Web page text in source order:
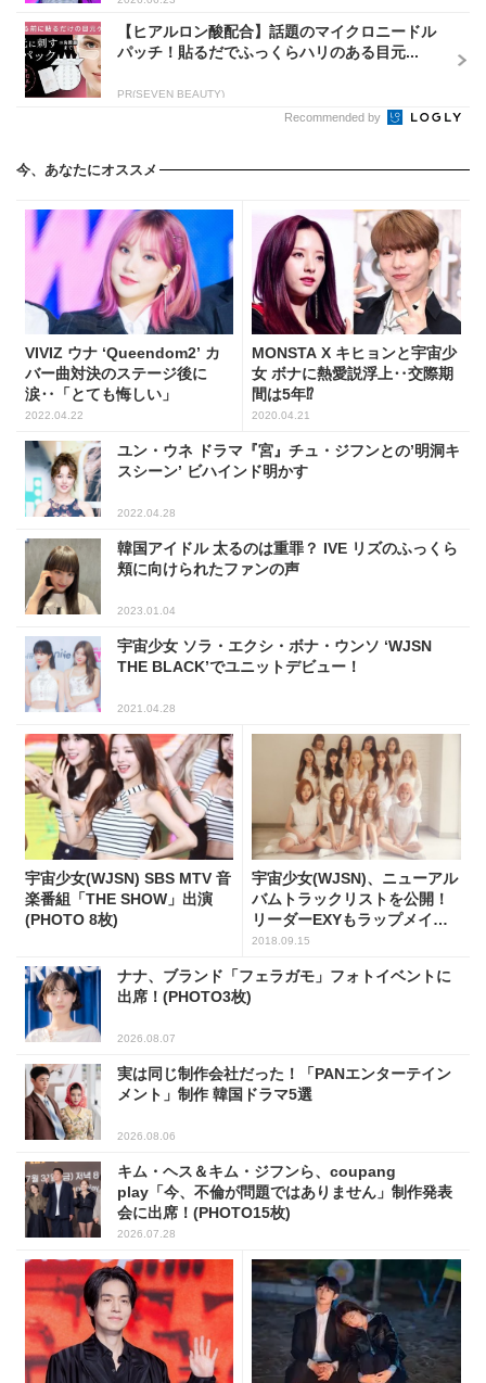
【ヒアルロン酸配合】話題のマイクロニードル
パッチ！貼るだでふっくらハリのある目元...
PR(SEVEN BEAUTY)
Recommended by
今、あなたにオススメ
VIVIZ ウナ ‘Queendom2’ カ
バー曲対決のステージ後に
涙‥「とても悔しい」
2022.04.22
MONSTA X キヒョンと宇宙少
女 ボナに熱愛説浮上‥交際期
間は5年⁉
2020.04.21
ユン・ウネ ドラマ『宮』チュ・ジフンとの’明洞キ
スシーン’ ビハインド明かす
2022.04.28
韓国アイドル 太るのは重罪？ IVE リズのふっくら
頬に向けられたファンの声
2023.01.04
宇宙少女 ソラ・エクシ・ボナ・ウンソ ‘WJSN
THE BLACK’でユニットデビュー！
2021.04.28
宇宙少女(WJSN) SBS MTV 音
楽番組「THE SHOW」出演
(PHOTO 8枚)
宇宙少女(WJSN)、ニューアル
バムトラックリストを公開！
リーダーEXYもラップメイキ
ングに参加
2018.09.15
ナナ、ブランド「フェラガモ」フォトイベントに
出席！(PHOTO3枚)
2026.08.07
実は同じ制作会社だった！「PANエンターテイン
メント」制作 韓国ドラマ5選
2026.08.06
キム・ヘス＆キム・ジフンら、coupang
play「今、不倫が問題ではありません」制作発表
会に出席！(PHOTO15枚)
2026.07.28